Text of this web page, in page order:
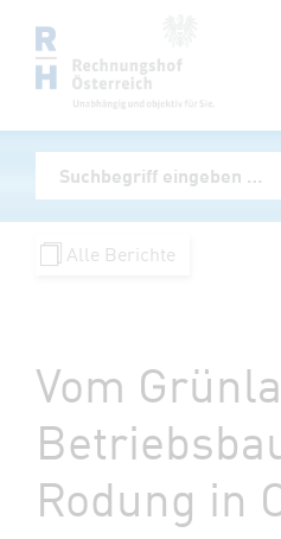
Zum Inhalt springen
Volltextsuche
Suchbegriff eingeben
Alle Berichte
Vom
Rodung in